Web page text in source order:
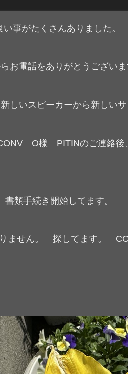
事がたくさんありました。
お電話をありがとうございま
いスピーカーから新しいサ
O様 PITINのご連絡後
様 書類手続き開始し
せん。 探してます。